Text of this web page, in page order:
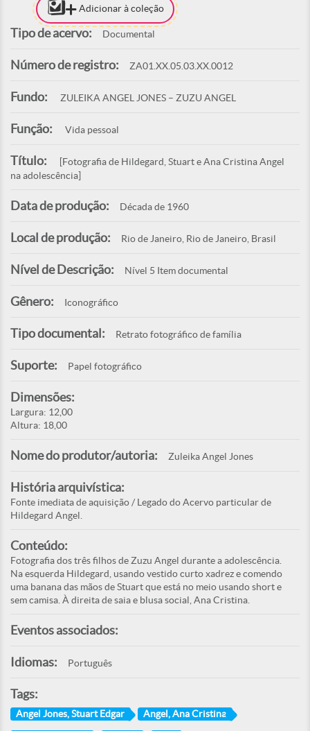
Adicionar à coleção
Tipo de acervo: Documental
Número de registro: ZA01.XX.05.03.XX.0012
Fundo: ZULEIKA ANGEL JONES – ZUZU ANGEL
Função: Vida pessoal
Título:
[Fotografia de Hildegard, Stuart e Ana Cristina Angel
na adolescência]
Data de produção: Década de 1960
Local de produção: Rio de Janeiro, Rio de Janeiro, Brasil
Nível de Descrição: Nível 5 Item documental
Gênero: Iconográfico
Tipo documental: Retrato fotográfico de família
Suporte: Papel fotográfico
Dimensões:
Largura: 12,00
Altura: 18,00
Nome do produtor/autoria: Zuleika Angel Jones
História arquivística:
Fonte imediata de aquisição / Legado do Acervo particular de
Hildegard Angel.
Conteúdo:
Fotografia dos três filhos de Zuzu Angel durante a adolescência.
Na esquerda Hildegard, usando vestido curto xadrez e comendo
uma banana das mãos de Stuart que está no meio usando short e
sem camisa. À direita de saia e blusa social, Ana Cristina.
Eventos associados:
Idiomas: Português
Tags:
Angel Jones, Stuart Edgar Angel, Ana Cristina